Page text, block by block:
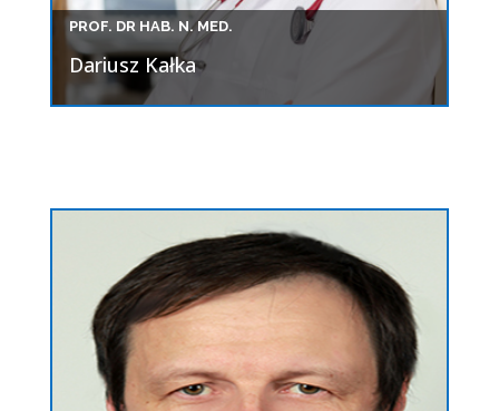
PROF. DR HAB. N. MED.
Dariusz Kałka